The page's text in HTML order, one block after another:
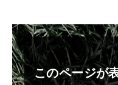
このページが